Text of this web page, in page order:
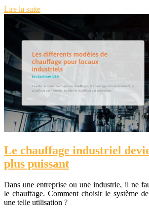
Lire la suite
Le chauffage industriel
plus puissant
Dans une entreprise ou une industrie, il ne
le chauffage. Comment choisir le système
une telle utilisation ?